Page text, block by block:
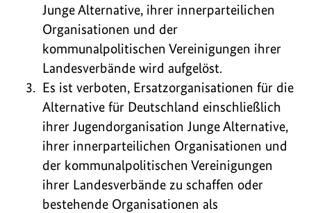
Junge Alternative, ihrer innerparteilichen
Organisationen und der
kommunalpolitischen Vereinigungen ihrer
Landesverbände wird aufgelöst.
Es ist verboten, Ersatzorganisationen für die
Alternative für Deutschland einschließlich
ihrer Jugendorganisation Junge Alternative,
ihrer innerparteilichen Organisationen und
der kommunalpolitischen Vereinigungen
ihrer Landesverbände zu schaffen oder
bestehende Organisationen als